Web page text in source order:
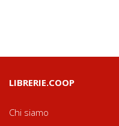
LIBRERIE.COOP
Chi siamo